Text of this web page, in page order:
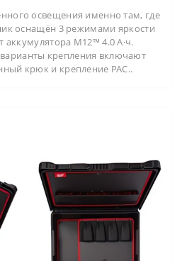
освещения именно там, где
оснащён 3 режимами яркости
аккумулятора M12™ 4.0 А·ч.
крепления включают
крюк и крепление PAC..